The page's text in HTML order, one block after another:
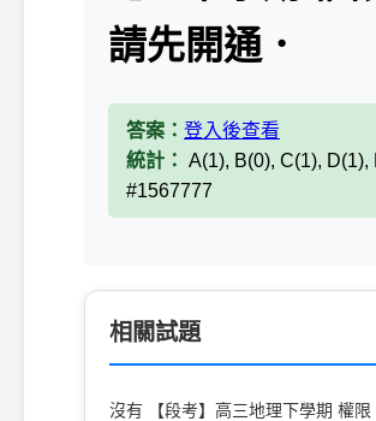
請先開通．
答案： 登入後查看
統計： A(1), B(0), C(1), D(1),
#1567777
相關試題
沒有 【段考】高三地理下學期 權限